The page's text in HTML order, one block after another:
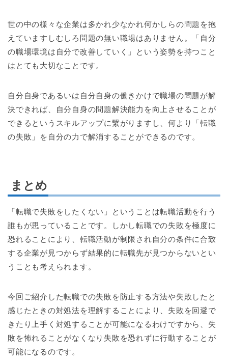
世の中の様々な企業は多かれ少なかれ何かしらの問題を抱
えていますしむしろ問題の無い職場はありません。「自分
の職場環境は自分で改善していく」という姿勢を持つこと
はとても大切なことです。
自分自身であるいは自分自身の働きかけで職場の問題が解
決できれば、自分自身の問題解決能力を向上させることが
できるというスキルアップに繋がりますし、何より「転職
の失敗」を自分の力で解消することができるのです。
まとめ
「転職で失敗をしたくない」ということは転職活動を行う
誰もが思っていることです。しかし転職での失敗を極度に
恐れることにより、転職活動が制限され自分の条件に合致
する企業が見つからず結果的に転職先が見つからないとい
うことも考えられます。
今回ご紹介した転職での失敗を防止する方法や失敗したと
感じたときの対処法を理解することにより、失敗を回避で
きたり上手く対処することが可能になるわけですから、失
敗を怖れることがなくなり失敗を恐れずに行動することが
可能になるのです。